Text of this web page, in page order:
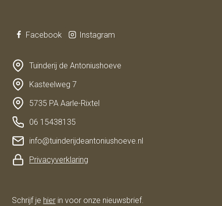
Facebook Instagram
Tuinderij de Antoniushoeve
Kasteelweg 7
5735 PA Aarle-Rixtel
06 15438135
info@tuinderijdeantoniushoeve.nl
Privacyverklaring
Schrijf je hier in voor onze nieuwsbrief.